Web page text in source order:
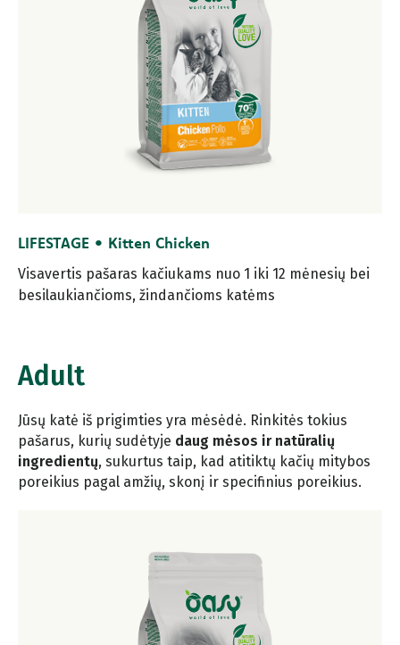
LIFESTAGE • Kitten Chicken
Visavertis pašaras kačiukams nuo 1 iki 12 mėnesių bei
besilaukiančioms, žindančioms katėms
Adult
Jūsų katė iš prigimties yra mėsėdė. Rinkitės tokius
pašarus, kurių sudėtyje daug mėsos ir natūralių
ingredientų, sukurtus taip, kad atitiktų kačių mitybos
poreikius pagal amžių, skonį ir specifinius poreikius.